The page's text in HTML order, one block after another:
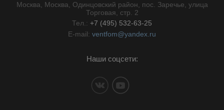
Москва, Москва, Одинцовский район, пос. Заречье, улица
Торговая, стр. 2
Тел.: +7 (495) 532-63-25
E-mail: ventfom@yandex.ru
Наши соцсети: